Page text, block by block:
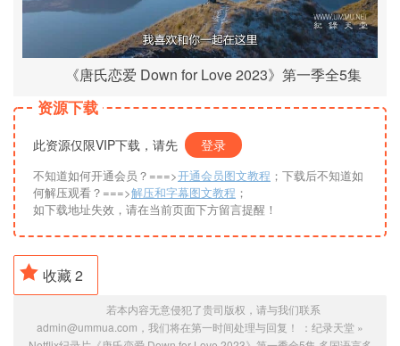
《唐氏恋爱 Down for Love 2023》第一季全5集
资源下载
此资源仅限VIP下载，请先 登录
不知道如何开通会员？===>开通会员图文教程 ；下载后不知道如
何解压观看？===>解压和字幕图文教程 ；
如下载地址失效，请在当前页面下方留言提醒！
收藏2
若本内容无意侵犯了贵司版权，请与我们联系
admin@ummua.com，我们将在第一时间处理与回复！ ： 纪录天堂 »